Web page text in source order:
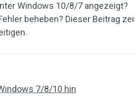
Windows 10/8/7 angezeigt?
beheben? Dieser Beitrag
7/8/10 hin